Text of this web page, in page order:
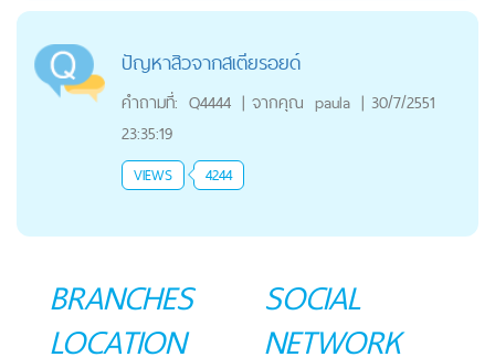
ปัญหาสิวจากสเตียรอยด์
คำถามที่: Q4444 | จากคุณ paula | 30/7/2551
23:35:19
VIEWS 4244
BRANCHES
LOCATION
SOCIAL
NETWORK